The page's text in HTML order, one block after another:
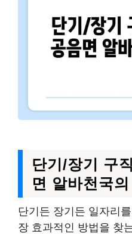
단기/장기 구
면 알바천국
단기든 장기든 일자리
장 효과적인 방법을 찾